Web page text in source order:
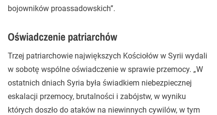
bojowników proassadowskich”.
Oświadczenie patriarchów
Trzej patriarchowie największych Kościołów w Syrii wydali
w sobotę wspólne oświadczenie w sprawie przemocy. „W
ostatnich dniach Syria była świadkiem niebezpiecznej
eskalacji przemocy, brutalności i zabójstw, w wyniku
których doszło do ataków na niewinnych cywilów, w tym